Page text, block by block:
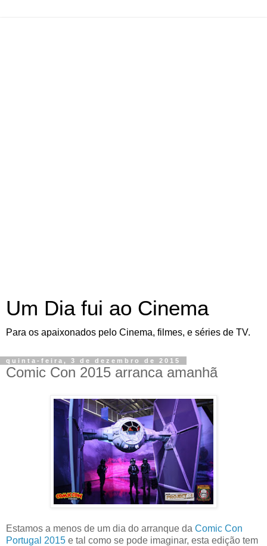
Um Dia fui ao Cinema
Para os apaixonados pelo Cinema, filmes, e séries de TV.
quinta-feira, 3 de dezembro de 2015
Comic Con 2015 arranca amanhã
Estamos a menos de um dia do arranque da Comic Con
Portugal 2015 e tal como se pode imaginar, esta edição tem